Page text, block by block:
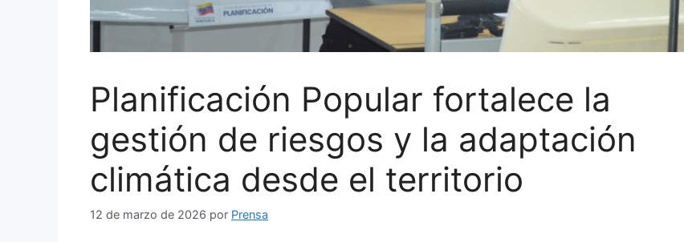
Planificación Popular fortalece la
gestión de riesgos y la adaptación
climática desde el territorio
12 de marzo de 2026 por Prensa